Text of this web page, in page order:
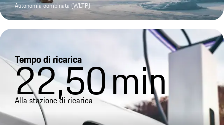
Autonomia combinata (WLTP)
Tempo di ricarica
22,50min
Alla stazione di ricarica